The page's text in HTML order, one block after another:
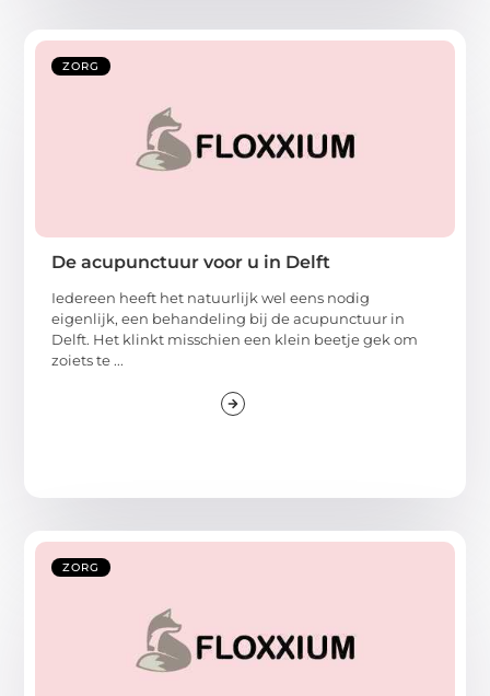
ZORG
De acupunctuur voor u in Delft
Iedereen heeft het natuurlijk wel eens nodig
eigenlijk, een behandeling bij de acupunctuur in
Delft. Het klinkt misschien een klein beetje gek om
zoiets te ...
ZORG